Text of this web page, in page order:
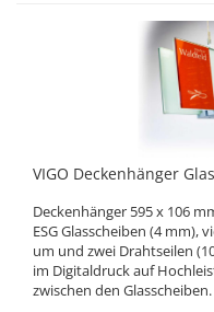
VIGO De­cken­hän­ger
De­cken­hän­ger 595 x 106
ESG Glas­schei­ben (4 mm),
um und zwei Draht­sei­len
im Di­gi­tal­druck auf
zwi­schen den